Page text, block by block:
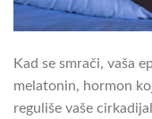
Kad se smrači, vaša
melatonin, hormon
reguliše vaše